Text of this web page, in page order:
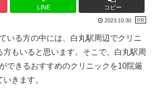
LINE コピー
2023.10.30
いる方の中には、白丸駅周辺でクリニ
方もいると思います。そこで、白丸駅周
できるおすすめのクリニックを10院厳
きます。